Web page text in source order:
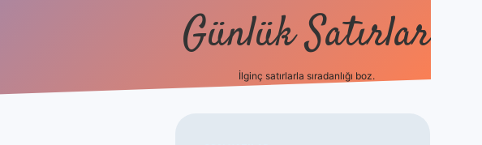
Günlük Satırlar
İlginç satırlarla sıradanlığı boz.